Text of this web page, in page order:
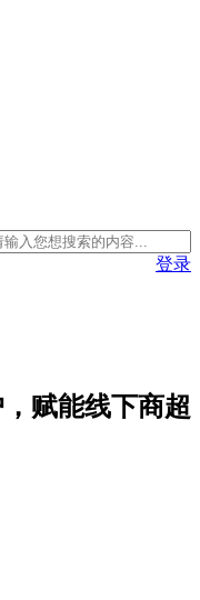
登录
赋能线下商超